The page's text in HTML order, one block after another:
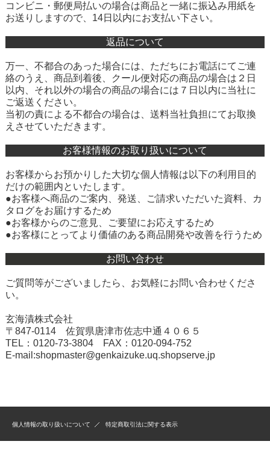
コンビニ・郵便局払いの場合は商品と一緒に振込み用紙を
お送りしますので、14日以内にお支払い下さい。
返品について
万一、不都合のあった場合には、ただちにお電話にてご連
絡のうえ、商品到着後、クール便対応の商品の場合は２日
以内、それ以外の場合の商品の場合には７日以内に当社に
ご返送ください。
当初の責による不都合の場合は、送料当社負担にてお取換
えさせていただきます。
お客様情報のお取り扱いについて
お客様からお預かりした大切な個人情報は以下の利用目的
だけの範囲内といたします。
●お客様へ商品のご案内、発送、ご請求いただいた資料、カ
タログをお届けするため
●お客様からのご意見、ご要望にお応えするため
●お客様にとってより価値のある商品開発や改善を行うため
お問い合わせ
ご質問等がございましたら、お気軽にお問い合わせくださ
い。
玄海漬株式会社
〒847‐0114 佐賀県唐津市佐志中通４０６５
TEL：0120-73-3804 FAX：0120-094-752
E-mail:shopmaster@genkaizuke.uq.shopserve.jp
個人情報の取り扱いについて 特定商取引法に関する表示